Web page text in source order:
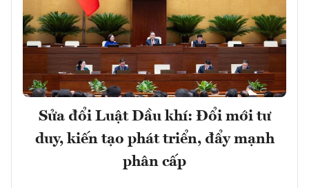
Sửa đổi Luật Dầu khí: Đổi mới tư
duy, kiến tạo phát triển, đẩy mạnh
phân cấp